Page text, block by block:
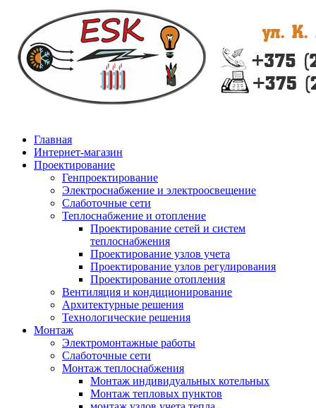
Главная
Интернет-магазин
Проектирование
Генпроектирование
Электроснабжение и электроосвещение
Слаботочные сети
Теплоснабжение и отопление
Проектирование сетей и систем
теплоснабжения
Проектирование узлов учета
Проектирование узлов регулирования
Проектирование отопления
Вентиляция и кондиционирование
Архитектурные решения
Технологические решения
Монтаж
Электромонтажные работы
Слаботочные сети
Монтаж теплоснабжения
Монтаж индивидуальных котельных
Монтаж тепловых пунктов